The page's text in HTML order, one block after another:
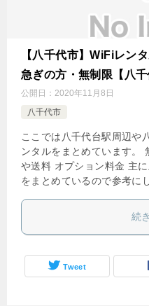
【八千代市】WiFiレン
急ぎの方・無制限【八千
公開日： 2020年11月8日
八千代市
ここでは八千代台駅周辺や
ンタルをまとめています。
や送料 オプション料金 主
をまとめているので参考
続
Tweet